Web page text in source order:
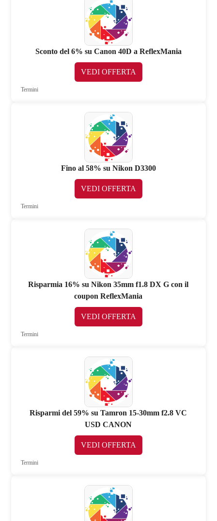
Sconto del 6% su Canon 40D a ReflexMania
VEDI OFFERTA
Termini
Fino al 58% su Nikon D3300
VEDI OFFERTA
Termini
Risparmia 16% su Nikon 35mm f1.8 DX G con il
coupon ReflexMania
VEDI OFFERTA
Termini
Risparmi del 59% su Tamron 15-30mm f2.8 VC
USD CANON
VEDI OFFERTA
Termini